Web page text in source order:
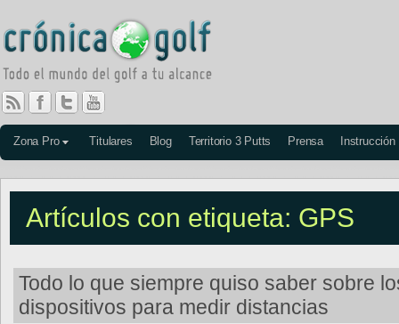
Zona Pro Titulares Blog Territorio 3 Putts Prensa Instrucción
Artículos con etiqueta: GPS
Todo lo que siempre quiso saber sobre
dispositivos para medir distancias